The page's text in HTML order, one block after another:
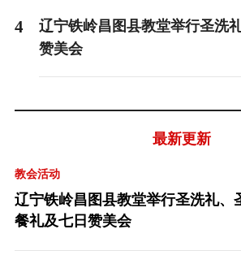
4
辽宁铁岭昌图县教堂举行圣洗
赞美会
最新更新
教会活动
辽宁铁岭昌图县教堂举行圣洗礼、
餐礼及七日赞美会